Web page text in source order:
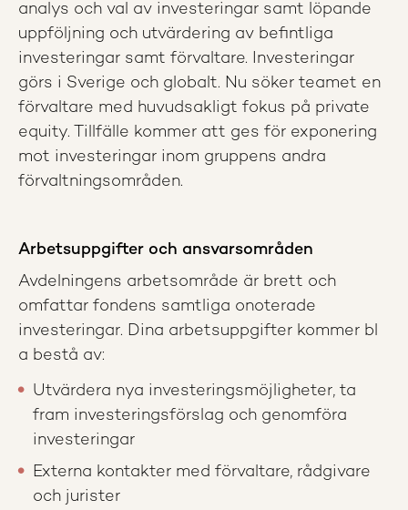
analys och val av investeringar samt löpande
uppföljning och utvärdering av befintliga
investeringar samt förvaltare. Investeringar
görs i Sverige och globalt. Nu söker teamet en
förvaltare med huvudsakligt fokus på private
equity. Tillfälle kommer att ges för exponering
mot investeringar inom gruppens andra
förvaltningsområden.
Arbetsuppgifter och ansvarsområden
Avdelningens arbetsområde är brett och
omfattar fondens samtliga onoterade
investeringar. Dina arbetsuppgifter kommer bl
a bestå av:
Utvärdera nya investeringsmöjligheter, ta
fram investeringsförslag och genomföra
investeringar
Externa kontakter med förvaltare, rådgivare
och jurister